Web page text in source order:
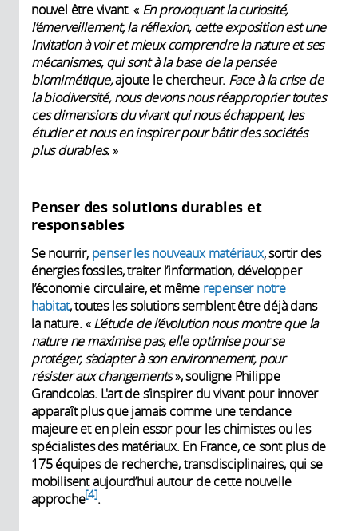
nouvel être vivant. « En provoquant la curiosité,
l’émerveillement, la réflexion, cette exposition est une
invitation à voir et mieux comprendre la nature et ses
mécanismes, qui sont à la base de la pensée
biomimétique,ajoute le chercheur. Face à la crise de
la biodiversité, nous devons nous réapproprier toutes
ces dimensions du vivant qui nous échappent, les
étudier et nous en inspirer pour bâtir des sociétés
plus durables.»
Penser des solutions durables et
responsables
Se nourrir, penser les nouveaux matériaux, sortir des
énergies fossiles, traiter l’information, développer
l’économie circulaire, et même repenser notre
habitat, toutes les solutions semblent être déjà dans
la nature. «L’étude de l’évolution nous montre que la
nature ne maximise pas, elle optimise pour se
protéger, s’adapter à son environnement, pour
résister aux changements», souligne Philippe
Grandcolas. L'art de s’inspirer du vivant pour innover
apparaît plus que jamais comme une tendance
majeure et en plein essor pour les chimistes ou les
spécialistes des matériaux. En France, ce sont plus de
175 équipes de recherche, transdisciplinaires, qui se
mobilisent aujourd’hui autour de cette nouvelle
approche 4 .